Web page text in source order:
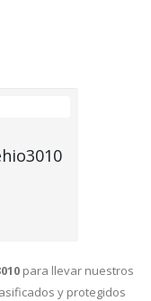
para llevar nuestros
y protegidos